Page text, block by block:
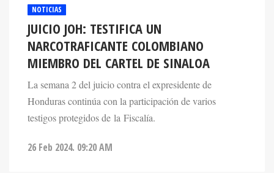
JUICIO JOH: TESTIFICA UN
NARCOTRAFICANTE COLOMBIANO
MIEMBRO DEL CARTEL DE SINALOA
La semana 2 del juicio contra el expresidente de
Honduras continúa con la participación de varios
testigos protegidos de la Fiscalía.